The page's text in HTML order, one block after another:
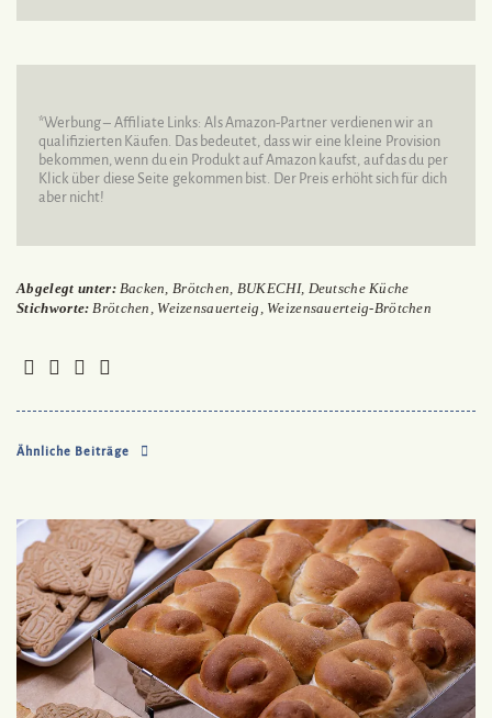
*Werbung – Affiliate Links: Als Amazon-Partner verdienen wir an
qualifizierten Käufen. Das bedeutet, dass wir eine kleine Provision
bekommen, wenn du ein Produkt auf Amazon kaufst, auf das du per
Klick über diese Seite gekommen bist. Der Preis erhöht sich für dich
aber nicht!
Abgelegt unter: Backen,Brötchen, BUKECHI, Deutsche Küche
Stichworte: Brötchen , Weizensauerteig , Weizensauerteig-Brötchen
Ähnliche Beiträge